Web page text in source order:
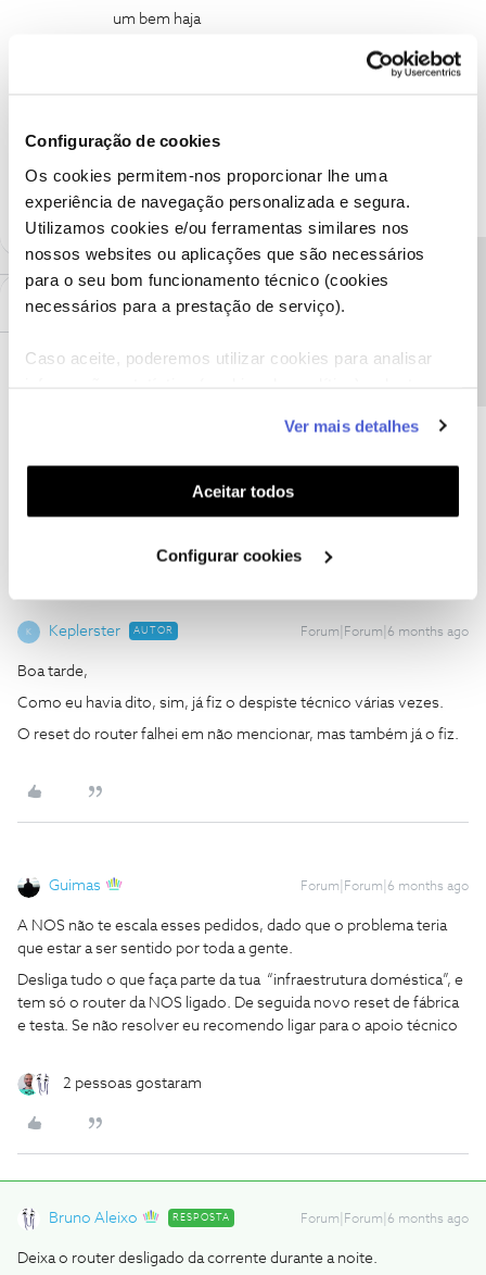
Configuração de cookies
Os cookies permitem-nos proporcionar lhe uma
experiência de navegação personalizada e segura.
Utilizamos cookies e/ou ferramentas similares nos
nossos websites ou aplicações que são necessários
para o seu bom funcionamento técnico (cookies
necessários para a prestação de serviço).
Caso aceite, poderemos utilizar cookies para analisar
funcionalidades (cookies de personalização e
funcionalidade) e adaptar anúncios aos seus interesses
(cookies de publicidade personalizada). Pode gerir a
utilização dos cookies clicando em "Configurar
Ver mais detalhes
Aceitar todos
Configurar cookies
um bem haja
5 Comentários Mais antigos primeiro
Jose Rodrigues Forum|Forum|6 months ago
2 pessoas gostaram
K Keplerster AUTOR Forum|Forum|6 months ago
Boa tarde,
Como eu havia dito, sim, já fiz o despiste técnico várias vezes.
O reset do router falhei em não mencionar, mas também já o fiz.
Guimas Forum|Forum|6 months ago
A NOS não te escala esses pedidos, dado que o problema teria
que estar a ser sentido por toda a gente.
Desliga tudo o que faça parte da tua “infraestrutura doméstica”, e
tem só o router da NOS ligado. De seguida novo reset de fábrica
e testa. Se não resolver eu recomendo ligar para o apoio técnico
2 pessoas gostaram
Bruno Aleixo RESPOSTA Forum|Forum|6 months ago
Deixa o router desligado da corrente durante a noite.